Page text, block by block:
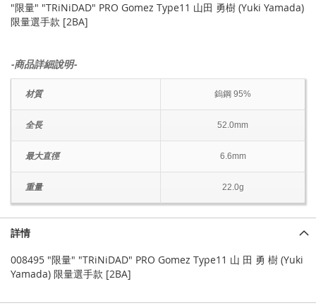
"限量" "TRiNiDAD" PRO Gomez Type11 山田 勇樹 (Yuki Yamada)
限量選手款 [2BA]
-商品詳細說明-
材質 鎢鋼 95%
全長 52.0mm
最大直徑 6.6mm
重量 22.0g
詳情
008495 "限量" "TRiNiDAD" PRO Gomez Type11 山 田 勇 樹 (Yuki
Yamada) 限量選手款 [2BA]